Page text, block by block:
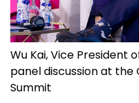
Wu Kai, Vice President
panel discussion at the
Summit